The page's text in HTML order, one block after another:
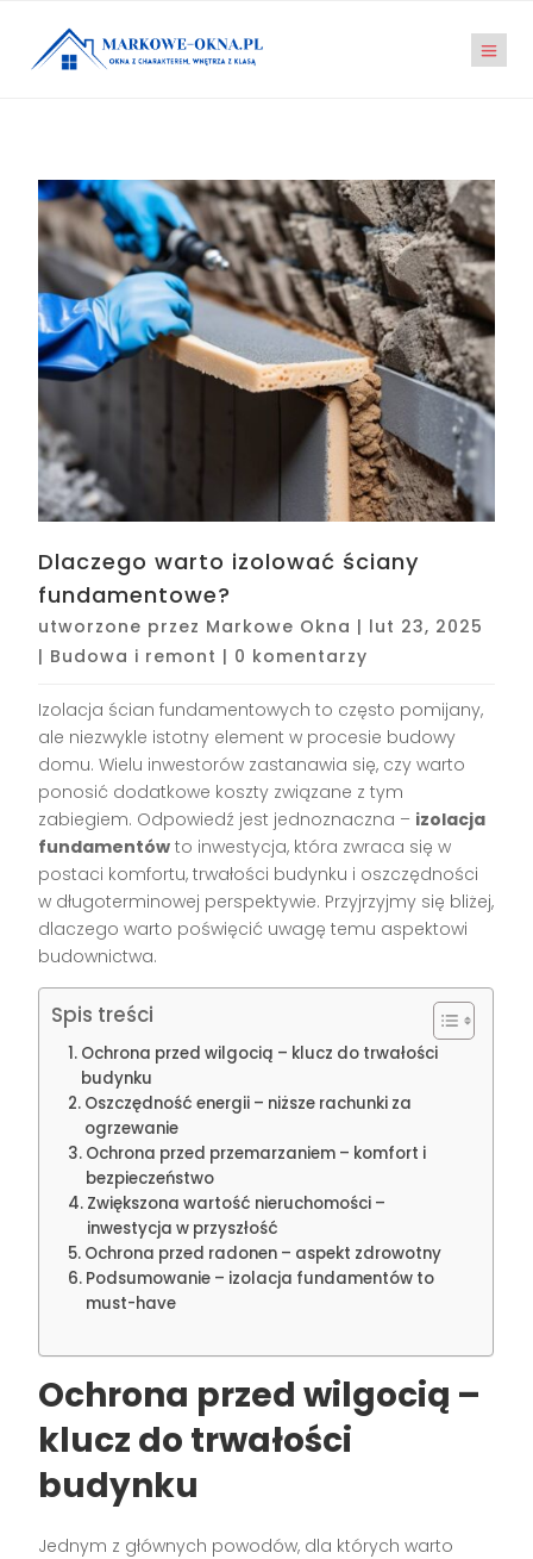
Dlaczego warto izolować ściany
fundamentowe?
utworzone przez Markowe Okna | lut 23, 2025
| Budowa i remont | 0 komentarzy
Izolacja ścian fundamentowych to często pomijany,
ale niezwykle istotny element w procesie budowy
domu. Wielu inwestorów zastanawia się, czy warto
ponosić dodatkowe koszty związane z tym
zabiegiem. Odpowiedź jest jednoznaczna – izolacja
fundamentów to inwestycja, która zwraca się w
postaci komfortu, trwałości budynku i oszczędności
w długoterminowej perspektywie. Przyjrzyjmy się bliżej,
dlaczego warto poświęcić uwagę temu aspektowi
budownictwa.
Spis treści
Ochrona przed wilgocią – klucz do trwałości
budynku
Oszczędność energii – niższe rachunki za
ogrzewanie
Ochrona przed przemarzaniem – komfort i
bezpieczeństwo
Zwiększona wartość nieruchomości –
inwestycja w przyszłość
Ochrona przed radonen – aspekt zdrowotny
Podsumowanie – izolacja fundamentów to
must-have
Ochrona przed wilgocią –
klucz do trwałości
budynku
Jednym z głównych powodów, dla których warto